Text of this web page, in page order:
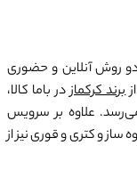
دو روش آنلاین و حضوری
برند کرکمازدر باما کالا،
علاوه بر سرویس
ساز و کتری و قوری نیز از